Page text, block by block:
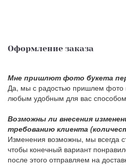
Оформление заказа
Мне пришлют фото букета
Да, мы с радостью пришлем фото
любым удобным для вас способом
Возможны ли внесения
требованию клиента
Изменения возможны, мы всегда
чтобы конечный вариант
после этого отправляем на